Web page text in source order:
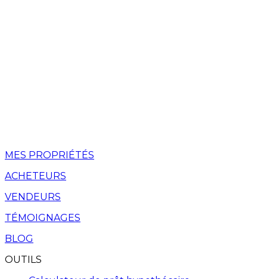
MES PROPRIÉTÉS
ACHETEURS
VENDEURS
TÉMOIGNAGES
BLOG
OUTILS